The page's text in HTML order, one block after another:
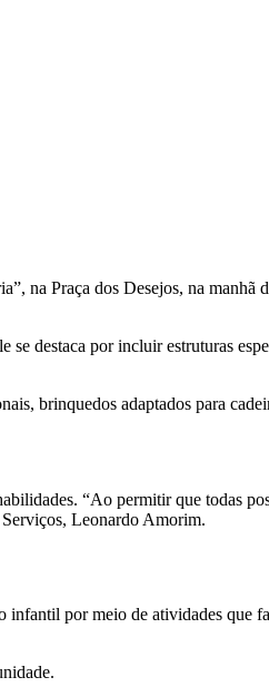
na Praça dos Desejos, na manhã
destaca por incluir estruturas
brinquedos adaptados para
“Ao permitir que todas
Serviços, Leonardo Amorim.
por meio de atividades que